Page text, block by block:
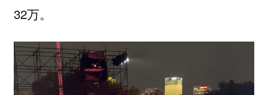
32万。